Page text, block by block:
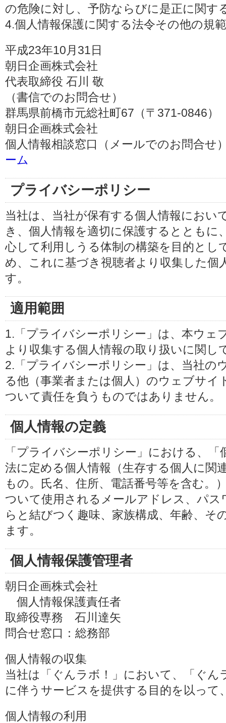
の危険に対し、予防ならびに是正に関す
4.個人情報保護に関する法令その他の規
平成23年10月31日
朝日企画株式会社
代表取締役 石川 敬
（書信でのお問合せ）
群馬県前橋市元総社町67（〒371-0846）
朝日企画株式会社
個人情報相談窓口（メールでのお問合せ
ーム
プライバシーポリシー
当社は、当社が保有する個人情報におい
き、個人情報を適切に保護するとともに
心して利用しうる体制の構築を目的とし
め、これに基づき視聴者より収集した個
す。
適用範囲
1.「プライバシーポリシー」は、本ウェ
より収集する個人情報の取り扱いに関し
2.「プライバシーポリシー」は、当社の
る他（事業者または個人）のウェブサイ
ついて責任を負うものではありません。
個人情報の定義
「プライバシーポリシー」における、
法に定める個人情報（生存する個人に関
もの。氏名、住所、電話番号等を含む。
ついて使用されるメールアドレス、パ
らと結びつく趣味、家族構成、年齢、そ
ます。
個人情報保護管理者
朝日企画株式会社
個人情報保護責任者
取締役専務 石川達矢
問合せ窓口：総務部
個人情報の収集
当社は「ぐんラボ！」において、「ぐ
に伴うサービスを提供する目的を以って
個人情報の利用